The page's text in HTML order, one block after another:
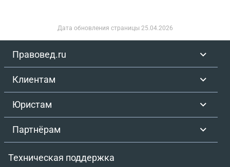
Дата обновления страницы 25.04.2026
Правовед.ru
Клиентам
Юристам
Партнёрам
Техническая поддержка